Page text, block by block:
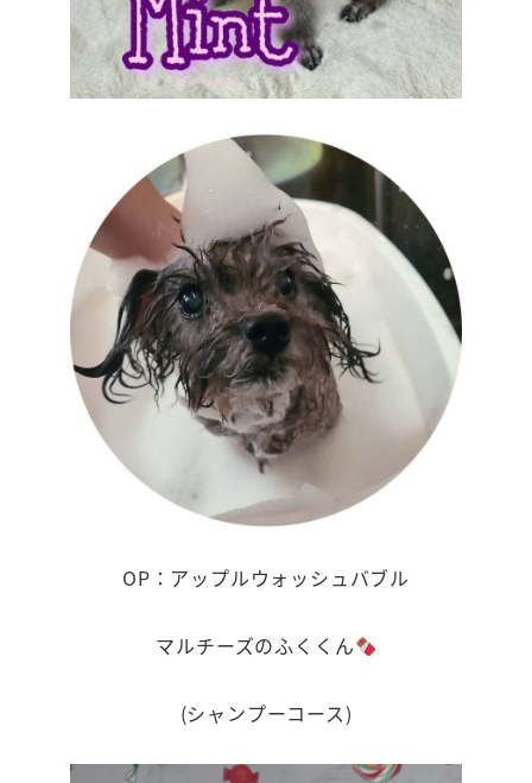
OP：アップルウォッシュバブル
マルチーズのふくくん
(シャンプーコース)